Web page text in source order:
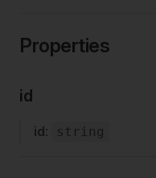
Properties
id
id: string